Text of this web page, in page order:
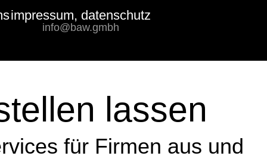
impressum, datenschutz
info@baw.gmbh
lassen
für Firmen aus und